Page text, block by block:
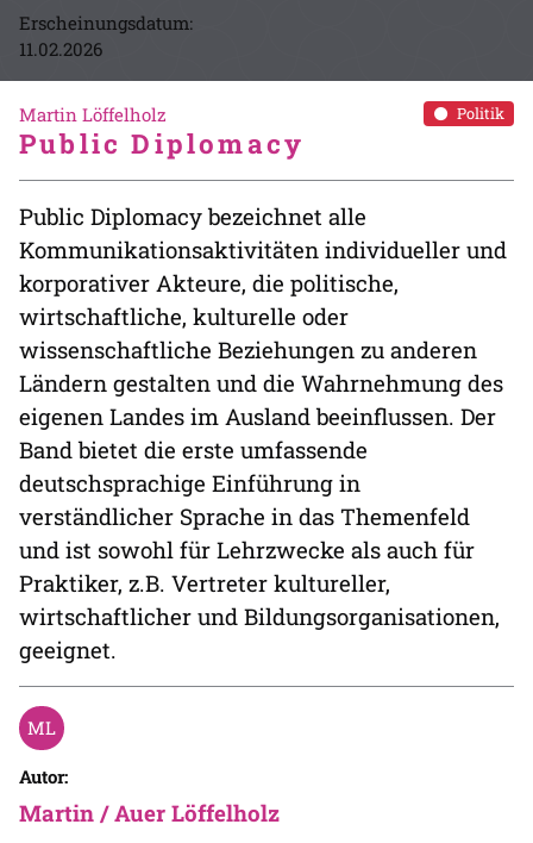
Erscheinungsdatum:
11.02.2026
Politik
Martin Löffelholz
Public Diplomacy
Public Diplomacy bezeichnet alle
Kommunikationsaktivitäten individueller und
korporativer Akteure, die politische,
wirtschaftliche, kulturelle oder
wissenschaftliche Beziehungen zu anderen
Ländern gestalten und die Wahrnehmung des
eigenen Landes im Ausland beeinflussen. Der
Band bietet die erste umfassende
deutschsprachige Einführung in
verständlicher Sprache in das Themenfeld
und ist sowohl für Lehrzwecke als auch für
Praktiker, z.B. Vertreter kultureller,
wirtschaftlicher und Bildungsorganisationen,
geeignet.
Autor:
Martin / Auer Löffelholz